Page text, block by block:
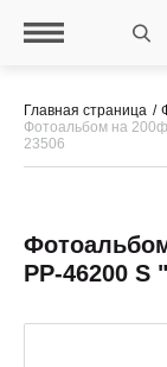
Главная страница
Фотоальбом на
23506
РР-46200 S